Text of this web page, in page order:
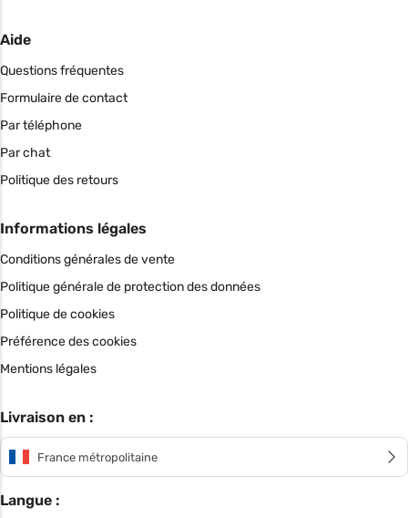
Aide
Questions fréquentes
Formulaire de contact
Par téléphone
Par chat
Politique des retours
Informations légales
Conditions générales de vente
Politique générale de protection des données
Politique de cookies
Préférence des cookies
Mentions légales
Livraison en :
France métropolitaine
Langue :